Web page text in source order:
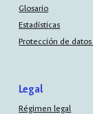
Glosario
Estadísticas
Protección de
Legal
Régimen legal